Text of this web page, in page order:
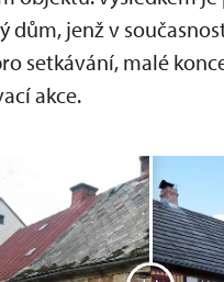
dům, jenž v
setkávání, malé
akce.